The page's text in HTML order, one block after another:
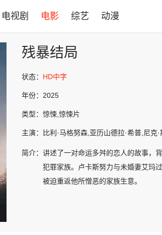
电视剧 电影 综艺 动漫
残暴结局
状态： HD中字
年份： 2025
类型： 惊悚,惊悚片
主演： 比利·马格努森,亚历山德拉·希普,尼克
简介： 讲述了一对命运多舛的恋人的故事，
犯罪家族。卢卡斯努力与未婚妻艾玛
被迫重返他所憎恶的家族生意。